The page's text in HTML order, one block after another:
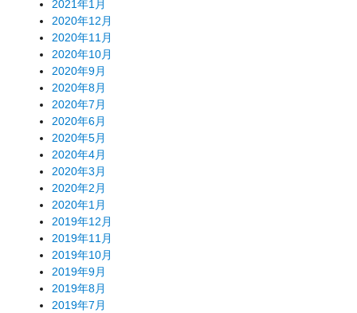
2021年1月
2020年12月
2020年11月
2020年10月
2020年9月
2020年8月
2020年7月
2020年6月
2020年5月
2020年4月
2020年3月
2020年2月
2020年1月
2019年12月
2019年11月
2019年10月
2019年9月
2019年8月
2019年7月